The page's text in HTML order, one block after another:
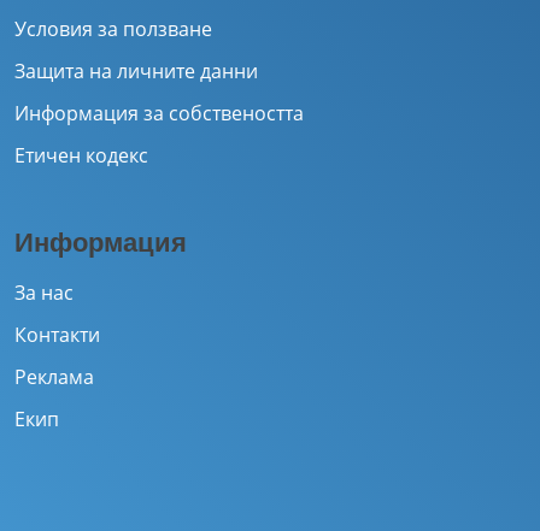
Условия за ползване
Защита на личните данни
Информация за собствеността
Етичен кодекс
Информация
За нас
Контакти
Реклама
Екип